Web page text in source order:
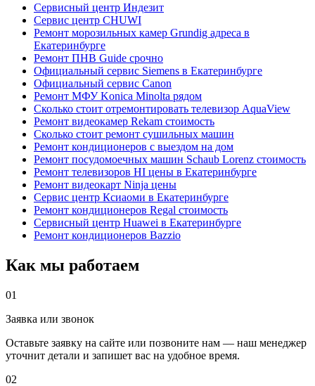
Сервисный центр Индезит
Сервис центр CHUWI
Ремонт морозильных камер Grundig адреса в
Екатеринбурге
Ремонт ПНВ Guide срочно
Официальный сервис Siemens в Екатеринбурге
Официальный сервис Canon
Ремонт МФУ Konica Minolta рядом
Сколько стоит отремонтировать телевизор AquaView
Ремонт видеокамер Rekam стоимость
Сколько стоит ремонт сушильных машин
Ремонт кондиционеров с выездом на дом
Ремонт посудомоечных машин Schaub Lorenz стоимость
Ремонт телевизоров HI цены в Екатеринбурге
Ремонт видеокарт Ninja цены
Сервис центр Ксиаоми в Екатеринбурге
Ремонт кондиционеров Regal стоимость
Сервисный центр Huawei в Екатеринбурге
Ремонт кондиционеров Bazzio
Как мы работаем
01
Заявка или звонок
Оставьте заявку на сайте или позвоните нам — наш менеджер
уточнит детали и запишет вас на удобное время.
02